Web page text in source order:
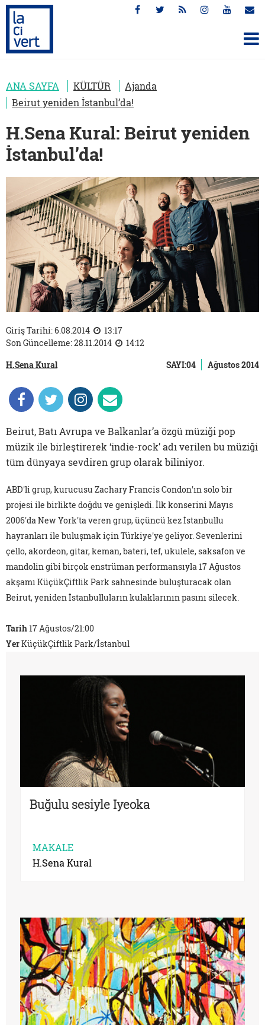
ANA SAYFA KÜLTÜR
Ajanda
Beirut yeniden İstanbul’da!
H.Sena Kural: Beirut yeniden
İstanbul’da!
Giriş Tarihi: 6.08.2014
13:17
Son Güncelleme: 28.11.2014
14:12
H.Sena Kural
SAYI:04 Ağustos 2014
Beirut, Batı Avrupa ve Balkanlar’a özgü müziği pop
müzik ile birleştirerek ‘indie-rock’ adı verilen bu müziği
tüm dünyaya sevdiren grup olarak biliniyor.
ABD'li grup, kurucusu Zachary Francis Condon'ın solo bir
projesi ile birlikte doğdu ve genişledi. İlk konserini Mayıs
2006'da New York'ta veren grup, üçüncü kez İstanbullu
hayranları ile buluşmak için Türkiye'ye geliyor. Sevenlerini
çello, akordeon, gitar, keman, bateri, tef, ukulele, saksafon ve
mandolin gibi birçok enstrüman performansıyla 17 Ağustos
akşamı KüçükÇiftlik Park sahnesinde buluşturacak olan
Beirut, yeniden İstanbulluların kulaklarının pasını silecek.
Tarih17 Ağustos/21:00
YerKüçükÇiftlik Park/İstanbul
Buğulu sesiyle Iyeoka
MAKALE
H.Sena Kural